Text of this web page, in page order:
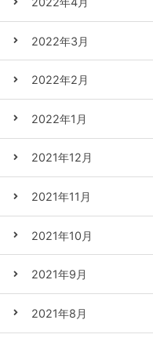
2022年3月
2022年2月
2022年1月
2021年12月
2021年11月
2021年10月
2021年9月
2021年8月